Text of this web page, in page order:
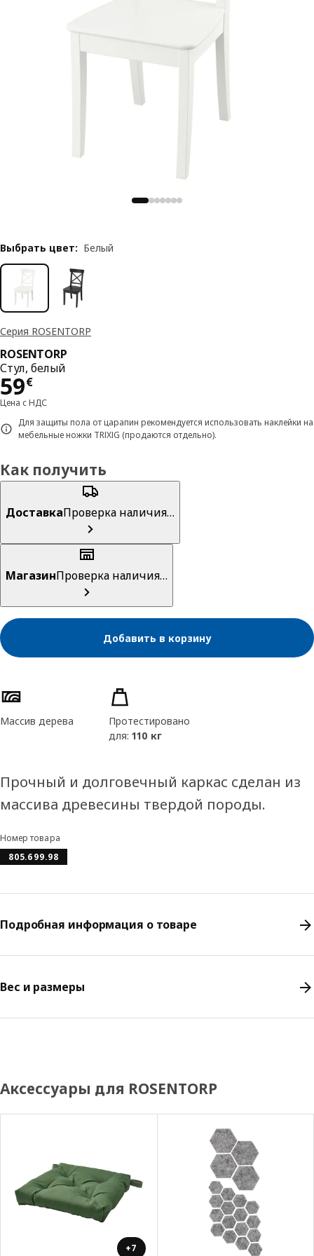
Серия ROSENTORP
ROSENTORP
Стул, белый
59€
Цена 59€
Цена с НДС
Для защиты пола от царапин рекомендуется использовать наклейки на
мебельные ножки TRIXIG (продаются отдельно).
Выбрать цвет: Белый
Как получить
ДоставкаПроверка наличия…
МагазинПроверка наличия…
Добавить в корзину
Характеристики товара
Массив дерева
Протестировано
для: 110 кг
Прочный и долговечный каркас сделан из
массива древесины твердой породы.
Номер товара
805.699.98
Подробная информация о товаре
Вес и размеры
Аксессуары для ROSENTORP
+7